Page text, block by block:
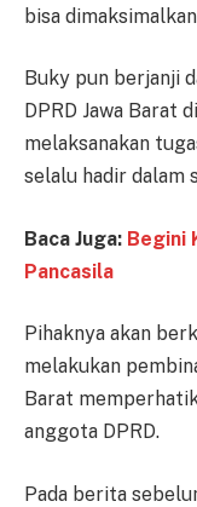
bisa
Buky pun berjanji
DPRD Jawa Barat
melaksanakan
selalu hadir dalam
Baca Juga: Begini
Pancasila
Pihaknya akan
melakukan
Barat
anggota DPRD.
Pada berita